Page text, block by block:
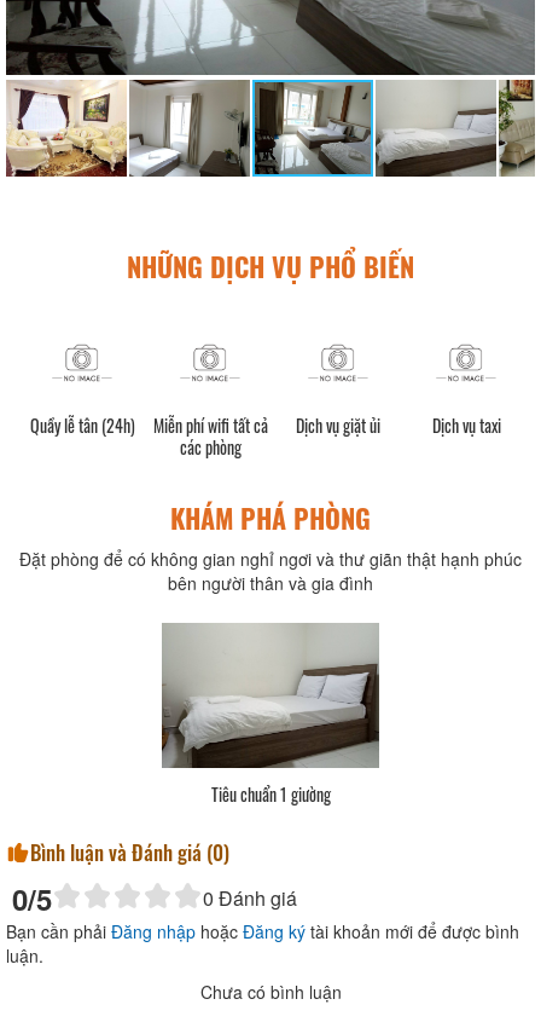
NHỮNG DỊCH VỤ PHỔ BIẾN
Quầy lễ tân (24h)
Miễn phí wifi tất cả
các phòng
Dịch vụ giặt ủi Dịch vụ taxi
KHÁM PHÁ PHÒNG
Đặt phòng để có không gian nghỉ ngơi và thư giãn thật hạnh phúc
bên người thân và gia đình
Tiêu chuẩn 1 giường
Bình luận và Đánh giá (0)
0/5 0 Đánh giá
Bạn cần phải Đăng nhập hoặc Đăng ký tài khoản mới để được bình
luận.
Chưa có bình luận